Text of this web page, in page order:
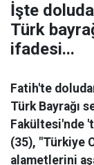
İşte
Türk
ifadesi...
Fatih'te
Türk Bayrağı
Fakültesi'nde
(35), "Türkiye
alametlerini